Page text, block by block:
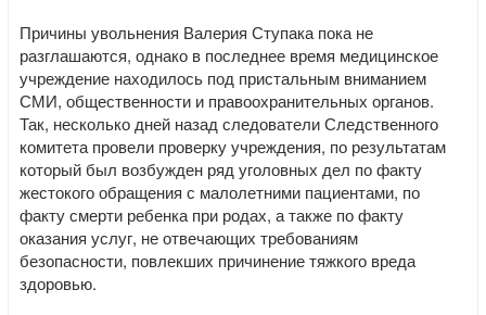
Причины увольнения Валерия Ступака пока не
разглашаются, однако в последнее время медицинское
учреждение находилось под пристальным вниманием
СМИ, общественности и правоохранительных органов.
Так, несколько дней назад следователи Следственного
комитета провели проверку учреждения, по результатам
который был возбужден ряд уголовных дел по факту
жестокого обращения с малолетними пациентами, по
факту смерти ребенка при родах, а также по факту
оказания услуг, не отвечающих требованиям
безопасности, повлекших причинение тяжкого вреда
здоровью.